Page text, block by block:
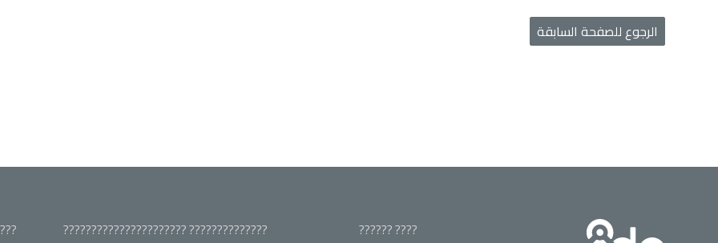
الرجوع للصفحة السابقة
???? ??????
?????????????? ??????????????????????